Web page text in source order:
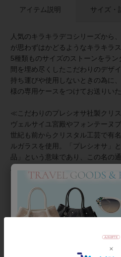
アイテム説明
人気のキラキラデコシリーズから
が思わずはかどるようなキラキラ
5種類ものサイズのストーンをラ
間を埋め尽くしたこだわりのデザイ
持ち運びや使用しないときの為に
様の専用ケースをつけてお送りいた
≪こだわりのプレシオサ社製クリ
ヴェルサイユ宮殿やフォンテーヌ
世紀も前からクリスタル工芸で有
ルガラスを使用。「プレシオサ」
品」という意味であり、この名の
続けています。
≪安心のアフターサービス≫
アビステでは購入期間に関わらず
スを承っております。
商品を使用して、ご自身での接着
サイズ・